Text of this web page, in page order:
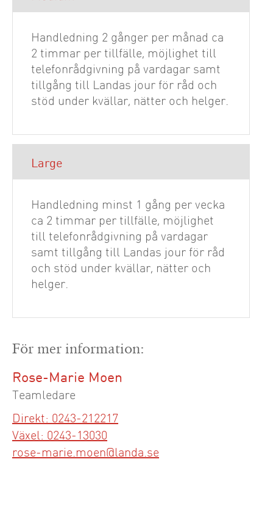
Handledning 2 gånger per månad ca
2 timmar per tillfälle, möjlighet till
telefonrådgivning på vardagar samt
tillgång till Landas jour för råd och
stöd under kvällar, nätter och helger.
Large
Handledning minst 1 gång per vecka
ca 2 timmar per tillfälle, möjlighet
till telefonrådgivning på vardagar
samt tillgång till Landas jour för råd
och stöd under kvällar, nätter och
helger.
För mer information:
Rose-Marie Moen
Teamledare
Direkt: 0243-212217
Växel: 0243-13030
rose-marie.moen@landa.se